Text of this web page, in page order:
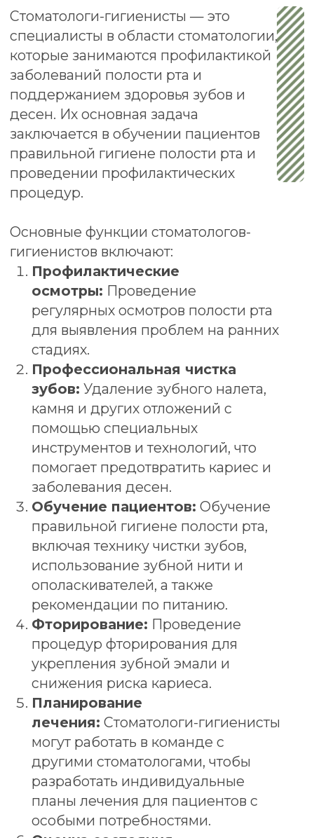
Когда необходимо
обращаться к стоматологам-
гигиенистам?
Обращаться к стоматологам-гигиенистам
рекомендуется в следующих случаях:
Регулярные профилактические
стоматолога-гигиениста не реже
одного раза в шесть месяцев для
профилактических осмотров и
профессиональной чистки зубов.
Проблемы с деснами:Если вы
замечаете кровоточивость,
воспаление или отек десен, стоит
обратиться к специалисту для оценки
состояния десен и предотвращения
заболеваний, таких как гингивит или
регулярных осмотров полости рта
стадиях.
Профессиональная чистка
зубов:
Удаление зубного налета,
камня и других отложений с
помощью специальных
инструментов и технологий, что
помогает предотвратить кариес и
заболевания десен.
Обучение пациентов:Обучение
правильной гигиене полости рта,
включая технику чистки зубов,
использование зубной нити и
Фторирование:Проведение
процедур фторирования для
укрепления зубной эмали и
снижения риска кариеса.
Планирование
лечения:Стоматологи-гигиенисты
могут работать в команде с
другими стоматологами, чтобы
разработать индивидуальные
планы лечения для пациентов с
особыми потребностями.
Оценка состояния
десен:Оценка состояния десен и
выявление признаков
заболеваний, таких как гингивит и
пародонтит.
важную роль в поддержании
здоровья полости рта и могут
значительно снизить риск развития
стоматологических заболеваний
благодаря